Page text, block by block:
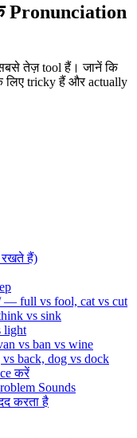
Pronunciation
तेज़ tool हैं। जानें कि
लिए tricky हैं और actually
रखते हैं)
— full vs fool, cat vs cut
vs sink
light
vs ban vs wine
back, dog vs dock
करें
Sounds
करता है